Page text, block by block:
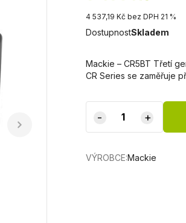
4 537,19 Kč bez DPH 21 %
DostupnostSkladem
Mackie – CR5BT Třetí
CR Series se zaměřuje
- +
VÝROBCE:Mackie